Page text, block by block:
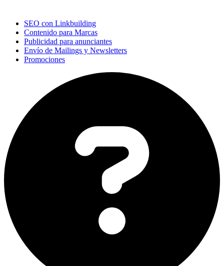
SEO con Linkbuilding
Contenido para Marcas
Publicidad para anunciantes
Envío de Mailings y Newsletters
Promociones